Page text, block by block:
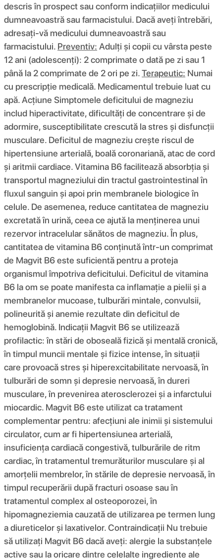
descris în prospect sau conform indicațiilor medicului
dumneavoastră sau farmacistului. Dacă aveți întrebări,
adresați-vă medicului dumneavoastră sau
farmacistului. Preventiv: Adulți și copii cu vârsta peste
12 ani (adolescenți): 2 comprimate o dată pe zi sau 1
până la 2 comprimate de 2 ori pe zi.Terapeutic: Numai
cu prescripție medicală. Medicamentul trebuie luat cu
apă. Acţiune Simptomele deficitului de magneziu
includ hiperactivitate, dificultăți de concentrare și de
adormire, susceptibilitate crescută la stres și disfuncții
musculare. Deficitul de magneziu crește riscul de
hipertensiune arterială, boală coronariană, atac de cord
și aritmii cardiace. Vitamina B6 facilitează absorbția și
transportul magneziului din tractul gastrointestinal în
fluxul sanguin și apoi prin membranele biologice în
celule. De asemenea, reduce cantitatea de magneziu
excretată în urină, ceea ce ajută la menținerea unui
rezervor intracelular sănătos de magneziu. În plus,
cantitatea de vitamina B6 conținută într-un comprimat
de Magvit B6 este suficientă pentru a proteja
organismul împotriva deficitului. Deficitul de vitamina
B6 la om se poate manifesta ca inflamație a pielii și a
membranelor mucoase, tulburări mintale, convulsii,
polineurită și anemie rezultate din deficitul de
hemoglobină. Indicații Magvit B6 se utilizează
profilactic: în stări de oboseală fizică și mentală cronică,
în timpul muncii mentale și fizice intense, în situații
care provoacă stres și hiperexcitabilitate nervoasă, în
tulburări de somn și depresie nervoasă, în dureri
musculare, în prevenirea aterosclerozei și a infarctului
miocardic. Magvit B6 este utilizat ca tratament
complementar pentru: afecțiuni ale inimii și sistemului
circulator, cum ar fi hipertensiunea arterială,
insuficiența cardiacă congestivă, tulburările de ritm
cardiac, în tratamentul tremurăturilor musculare și al
amorțelii membrelor, în stările de depresie nervoasă, în
timpul recuperării după fracturi osoase sau în
tratamentul complex al osteoporozei, în
hipomagneziemia cauzată de utilizarea pe termen lung
a diureticelor și laxativelor. Contraindicații Nu trebuie
să utilizați Magvit B6 dacă aveți: alergie la substanțele
active sau la oricare dintre celelalte ingrediente ale